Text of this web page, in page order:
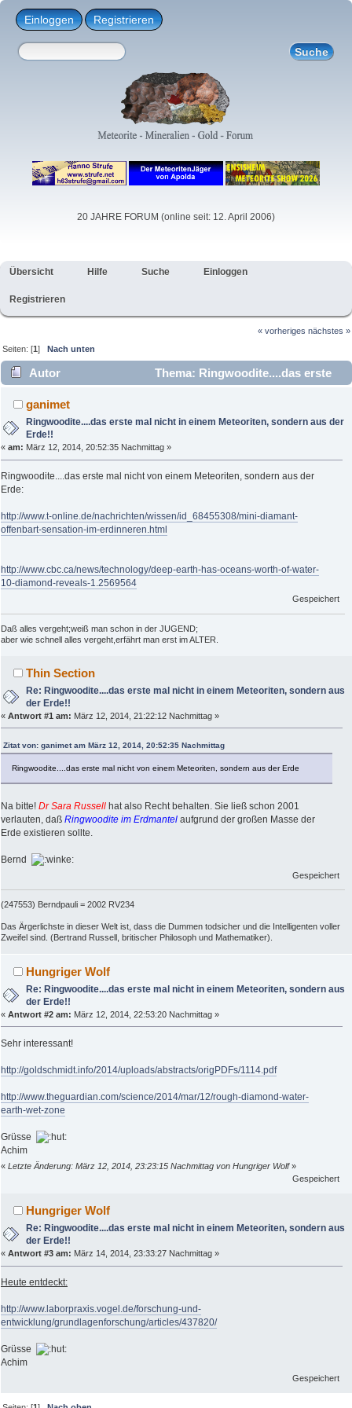
Einloggen Registrieren
20 JAHRE FORUM (online seit: 12. April 2006)
Übersicht Hilfe Suche Einloggen
Registrieren
« vorheriges nächstes »
Seiten: [1]Nach unten
Autor
Thema: Ringwoodite....das erste
mal nicht in einem Meteoriten, sondern aus der Erde!!
(Gelesen 4265 mal)
ganimet
Ringwoodite....das erste mal nicht in einem Meteoriten, sondern aus der
Erde!!
« am: März 12, 2014, 20:52:35 Nachmittag »
Ringwoodite....das erste mal nicht von einem Meteoriten, sondern aus der
Erde:
http://www.t-online.de/nachrichten/wissen/id_68455308/mini-diamant-
offenbart-sensation-im-erdinneren.html
http://www.cbc.ca/news/technology/deep-earth-has-oceans-worth-of-water-
10-diamond-reveals-1.2569564
Gespeichert
Daß alles vergeht;weiß man schon in der JUGEND;
aber wie schnell alles vergeht,erfährt man erst im ALTER.
Thin Section
Re: Ringwoodite....das erste mal nicht in einem Meteoriten, sondern aus
der Erde!!
« Antwort #1 am: März 12, 2014, 21:22:12 Nachmittag »
Zitat von: ganimet am März 12, 2014, 20:52:35 Nachmittag
Ringwoodite....das erste mal nicht von einem Meteoriten, sondern aus der Erde
Na bitte! Dr Sara Russell hat also Recht behalten. Sie ließ schon 2001
verlauten, daß Ringwoodite im Erdmantel aufgrund der großen Masse der
Erde existieren sollte.
Bernd
Gespeichert
(247553) Berndpauli = 2002 RV234
Das Ärgerlichste in dieser Welt ist, dass die Dummen todsicher und die Intelligenten voller
Zweifel sind. (Bertrand Russell, britischer Philosoph und Mathematiker).
Hungriger Wolf
Re: Ringwoodite....das erste mal nicht in einem Meteoriten, sondern aus
der Erde!!
« Antwort #2 am: März 12, 2014, 22:53:20 Nachmittag »
Sehr interessant!
http://goldschmidt.info/2014/uploads/abstracts/origPDFs/1114.pdf
http://www.theguardian.com/science/2014/mar/12/rough-diamond-water-
earth-wet-zone
Grüsse
Achim
« Letzte Änderung: März 12, 2014, 23:23:15 Nachmittag von Hungriger Wolf»
Gespeichert
Hungriger Wolf
Re: Ringwoodite....das erste mal nicht in einem Meteoriten, sondern aus
der Erde!!
« Antwort #3 am: März 14, 2014, 23:33:27 Nachmittag »
Heute entdeckt:
http://www.laborpraxis.vogel.de/forschung-und-
entwicklung/grundlagenforschung/articles/437820/
Grüsse
Achim
Gespeichert